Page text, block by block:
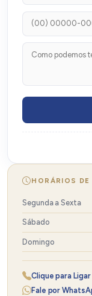
HORÁRIOS
Segunda a Sexta
Sábado
Domingo
Clique para Ligar
Fale por